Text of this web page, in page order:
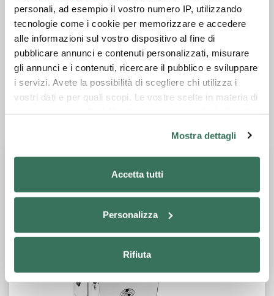
personali, ad esempio il vostro numero IP, utilizzando
tecnologie come i cookie per memorizzare e accedere
alle informazioni sul vostro dispositivo al fine di
pubblicare annunci e contenuti personalizzati, misurare
gli annunci e i contenuti, ricercare il pubblico e sviluppare
i servizi. Avete la possibilità di scegliere chi utilizza i
vostri dati e per quali scopi. Le vostre scelte in materia di
modificare o revocare il proprio consenso in qualsiasi
momento dalla Dichiarazione sui cookie o facendo clic
sull'icona di attivazione della privacy.
Con il tuo consenso, vorremmo anche:
raccogliere informazioni sulla tua posizione
geografica, con un'approssimazione di qualche
Identificare il tuo dispositivo, scansionandolo
attivamente alla ricerca di caratteristiche specifiche
(impronte digitali).
Mostra dettagli
Accetta tutti
Personalizza
Rifiuta
Scheda tecnica
Fiche technique
Catalogue général